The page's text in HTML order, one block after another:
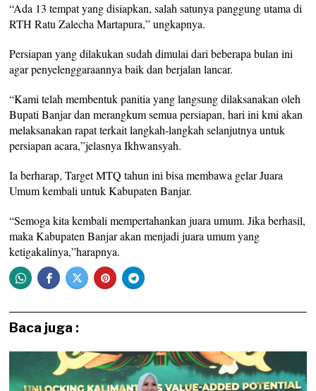
“Ada 13 tempat yang disiapkan, salah satunya panggung utama di
RTH Ratu Zalecha Martapura,” ungkapnya.
Persiapan yang dilakukan sudah dimulai dari beberapa bulan ini
agar penyelenggaraannya baik dan berjalan lancar.
“Kami telah membentuk panitia yang langsung dilaksanakan oleh
Bupati Banjar dan merangkum semua persiapan, hari ini kmi akan
melaksanakan rapat terkait langkah-langkah selanjutnya untuk
persiapan acara,”jelasnya Ikhwansyah.
Ia berharap, Target MTQ tahun ini bisa membawa gelar Juara
Umum kembali untuk Kabupaten Banjar.
“Semoga kita kembali mempertahankan juara umum. Jika berhasil,
maka Kabupaten Banjar akan menjadi juara umum yang
ketigakalinya,”harapnya.
Baca juga :